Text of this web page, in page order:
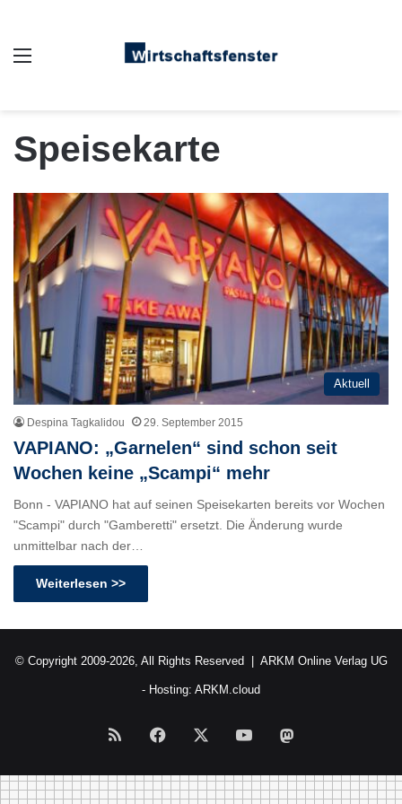
Speisekarte
Aktuell
Despina Tagkalidou 29. September 2015
VAPIANO: „Garnelen“ sind schon seit
Wochen keine „Scampi“ mehr
Bonn - VAPIANO hat auf seinen Speisekarten bereits vor Wochen
"Scampi" durch "Gamberetti" ersetzt. Die Änderung wurde
unmittelbar nach der…
Weiterlesen >>
© Copyright 2009-2026, All Rights Reserved | ARKM Online Verlag UG
- Hosting: ARKM.cloud
RSS Facebook YouTube